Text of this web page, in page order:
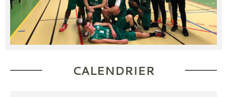
CALENDRIER